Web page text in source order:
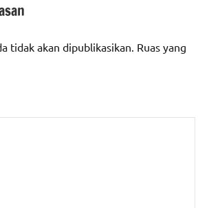
tidak akan dipublikasikan. Ruas yang